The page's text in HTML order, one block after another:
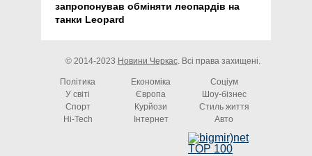
запропонував обміняти леопардів на
танки Leopard
© 2014-2023 Новини Черкас. Всі права захищені.
Політика Економіка
Соціум
У світі
Європа
Шоу-бізнес
Спорт
Курйози
Стиль життя
Hi-Tech
Інтернет Авто